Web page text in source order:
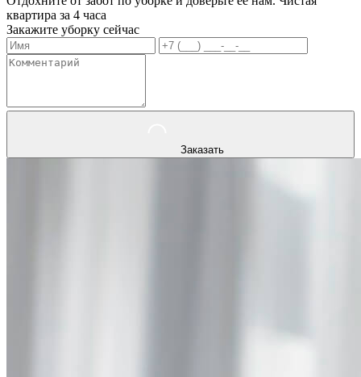
квартира за 4 часа
Закажите уборку сейчас
Заказать